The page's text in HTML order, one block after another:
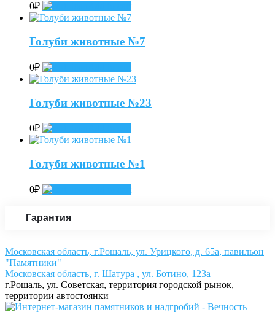
0₽
Голуби животные №7
0₽
Голуби животные №23
0₽
Голуби животные №1
0₽
Гарантия
Московская область, г.Рошаль, ул. Урицкого, д. 65а, павильон
"Памятники"
Московская область, г. Шатура , ул. Ботино, 123а
г.Рошаль, ул. Советская, территория городской рынок,
территории автостоянки